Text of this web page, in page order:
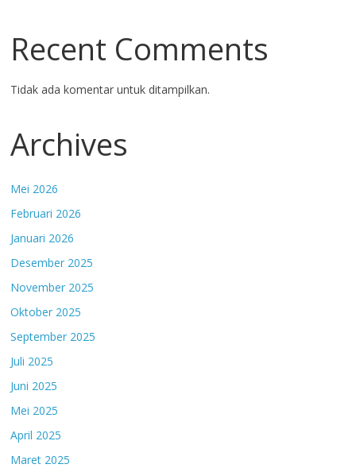
Recent Comments
Tidak ada komentar untuk ditampilkan.
Archives
Mei 2026
Februari 2026
Januari 2026
Desember 2025
November 2025
Oktober 2025
September 2025
Juli 2025
Juni 2025
Mei 2025
April 2025
Maret 2025